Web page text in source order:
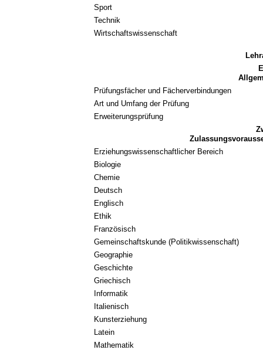
Sport
Technik
Wirtschaftswissenschaft
Prüfungsfächer und Fächerverbindungen
Art und Umfang der Prüfung
Erweiterungsprüfung
Erziehungswissenschaftlicher Bereich
Biologie
Chemie
Deutsch
Englisch
Ethik
Französisch
Gemeinschaftskunde (Politikwissenschaft)
Geographie
Geschichte
Griechisch
Informatik
Italienisch
Kunsterziehung
Latein
Mathematik